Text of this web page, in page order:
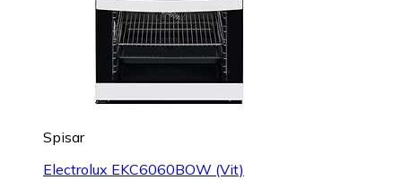
Spisar
Electrolux EKC6060BOW (Vit)